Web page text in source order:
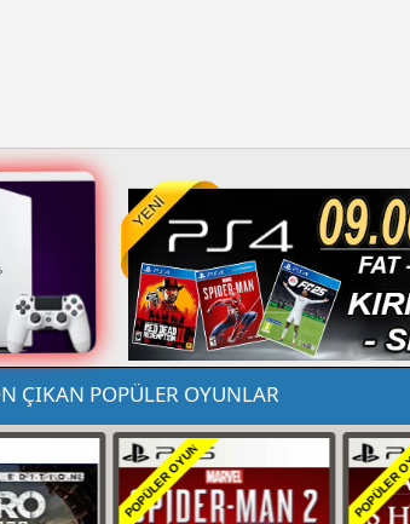
ÇIKAN POPÜLER OYUNLAR
POPÜLER OYUN